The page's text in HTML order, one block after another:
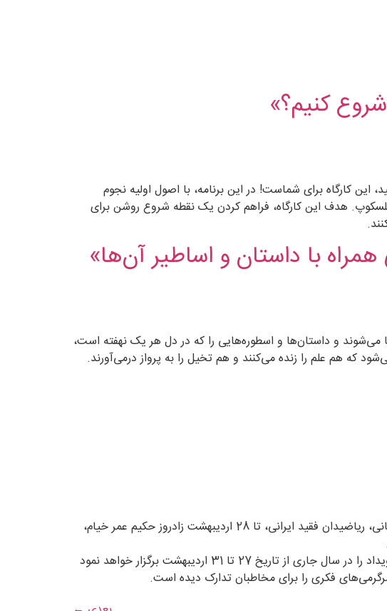
کنیم؟»
این کارگاه برای شماست! در این برنامه، با اصول اولیه نجوم
هدف این کارگاه، فراهم کردن یک نقطه شروع روشن برای
با داستان و اساطیر آن‌ها»
و داستان‌ها و اسطوره‌هایی را که در دل هر یک نهفته است،
که هم علم را زنده می‌کنند و هم تخیل را به پرواز درمی‌آورند.
درباره هفته بهار ریاضیات: به منظور ایجاد انگیزه و رغبت نسبت به ریاضیات، از 21 اردیبهشت زادروز مریم میرزاخانی، ریاضیدان فقید ایرانی، تا 28 اردیبهشت زادروز حکیم عمر خیام،
خانه علم دانشگاه تحصیلات تکمیلی به منظور خدمت‌رسانی بهتر، و استفاده بهینه از فرصت ابتدای هفته، این رویداد را در سال جاری از تاریخ 27 تا 31 اردیبهشت برگزار خواهد نمود
فکری را برای مخاطبان تدارک دیده است.